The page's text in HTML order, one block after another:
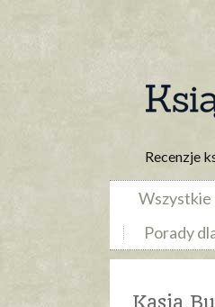
Recenzje
Wszystkie
Porady
Kasia